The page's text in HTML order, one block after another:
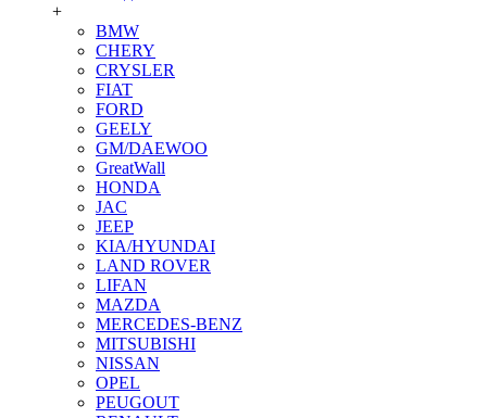
+
BMW
CHERY
CRYSLER
FIAT
FORD
GEELY
GM/DAEWOO
GreatWall
HONDA
JAC
JEEP
KIA/HYUNDAI
LAND ROVER
LIFAN
MAZDA
MERCEDES-BENZ
MITSUBISHI
NISSAN
OPEL
PEUGOUT